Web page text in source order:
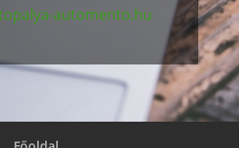
automento.hu